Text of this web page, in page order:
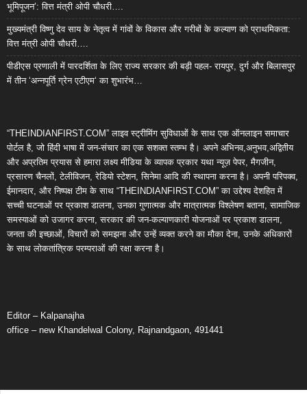
भूमिपूजन’: वित्त मंत्री ओपी चौधरी….
मुख्यमंत्री विष्णु देव साय के नेतृत्व में गांवों के विकास और गरीबों के कल्याण को प्राथमिकता:
वित्त मंत्री ओपी चौधरी….
पीडीएस प्रणाली में पारदर्शिता के लिए राज्य सरकार की बड़ी पहल- रायपुर, दुर्ग और बिलासपुर
में तीन ‘अन्नपूर्ति ग्रेन एटीएम‘ का शुभारंभ…
“THEINDIANFIRST.COM” लाइव स्ट्रीमिंग सुविधाओं के साथ एक ऑनलाइन समाचार
पोर्टल है, जो हिंदी भाषा में जन-संचार का एक सशक्त स्तम्भ है। अपने अभिनव,अनुभव,अद्वितीय
और अप्रतिम प्रयास से हमारा लक्ष्य मीडिया के व्यापक प्रकार यथा न्यूज़ पेपर, मैगजीन,
प्रसारण चैनलों, टेलीविजन, रेडियो स्टेशन, सिनेमा आदि की स्थापना करना है। अपनी परिपक्व,
ईमानदार, और निष्पक्ष टीम के साथ “THEINDIANFIRST.COM” का उद्देश्य देशहित में
सच्ची घटनाओं पर प्रकाश डालना, उनका गुणात्मक और मात्रात्मक विश्लेषण बताना, सामाजिक
समस्याओं को उजागर करना, सरकार की जन-कल्याणकारी योजनाओं पर प्रकाश डालना,
जनता की इच्छाओं, विचारों को समझना और उन्हें व्यक्त करने का मौका देना, उनके अधिकारों
के साथ लोकतांत्रिक परम्पराओं की रक्षा करना है।
Editor – Kalpanajha
office – new Khandelwal Colony, Rajnandgaon, 491441